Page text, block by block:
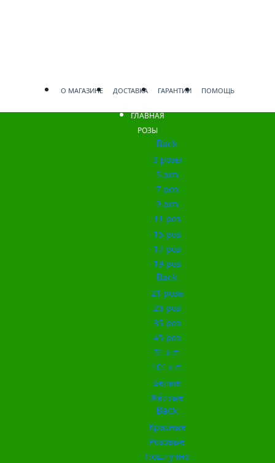
О МАГАЗИНЕ ДОСТАВКА ГАРАНТИИ ПОМОЩЬ
ГЛАВНАЯ
РОЗЫ
Back
3 розы
5 роз
7 роз
9 роз
11 роз
15 роз
17 роз
19 роз
Back
21 роза
25 роз
35 роз
45 роз
51 шт.
101 шт.
Белые
Жёлтые
Back
Красные
Розовые
Поштучно